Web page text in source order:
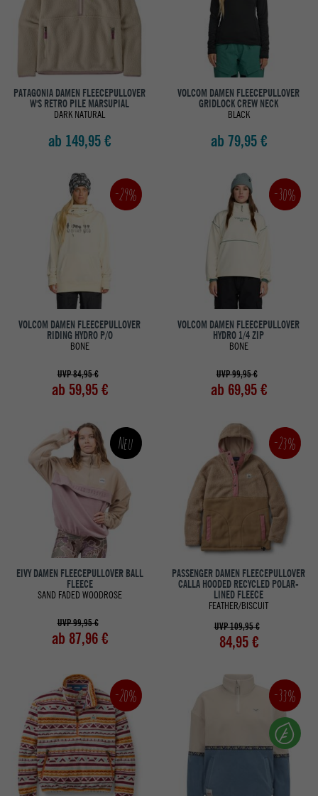
PATAGONIA DAMEN FLEECEPULLOVER
W'S RETRO PILE MARSUPIAL
DARK NATURAL
ab 149,95 €
VOLCOM DAMEN FLEECEPULLOVER
GRIDLOCK CREW NECK
BLACK
ab 79,95 €
-29%
VOLCOM DAMEN FLEECEPULLOVER
RIDING HYDRO P/O
BONE
UVP 84,95 €
ab 59,95 €
-30%
VOLCOM DAMEN FLEECEPULLOVER
HYDRO 1/4 ZIP
BONE
UVP 99,95 €
ab 69,95 €
Neu
EIVY DAMEN FLEECEPULLOVER BALL
FLEECE
SAND FADED WOODROSE
UVP 99,95 €
ab 87,96 €
-23%
PASSENGER DAMEN FLEECEPULLOVER
CALLA HOODED RECYCLED POLAR-
LINED FLEECE
FEATHER/BISCUIT
UVP 109,95 €
84,95 €
-20% -33%